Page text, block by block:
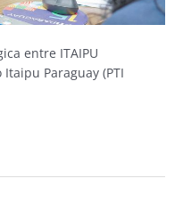
entre ITAIPU
Paraguay (PTI